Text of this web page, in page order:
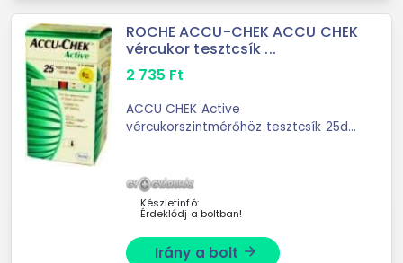
ROCHE ACCU-CHEK ACCU CHEK
vércukor tesztcsík ...
2 735 Ft
ACCU CHEK Active
vércukorszintmérőhöz tesztcsík 25db
Vércukorszintmérő tesztcsík Accu
Chek Active készülékhez
vércukorszint m
Készletinfó:
Érdeklődj a boltban!
Irány a bolt arrow_forward